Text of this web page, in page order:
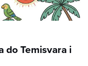
do Temisvara i